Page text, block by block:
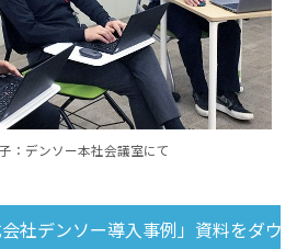
：デンソー本社会議室にて
会社デンソー導入事例」資料をダウ